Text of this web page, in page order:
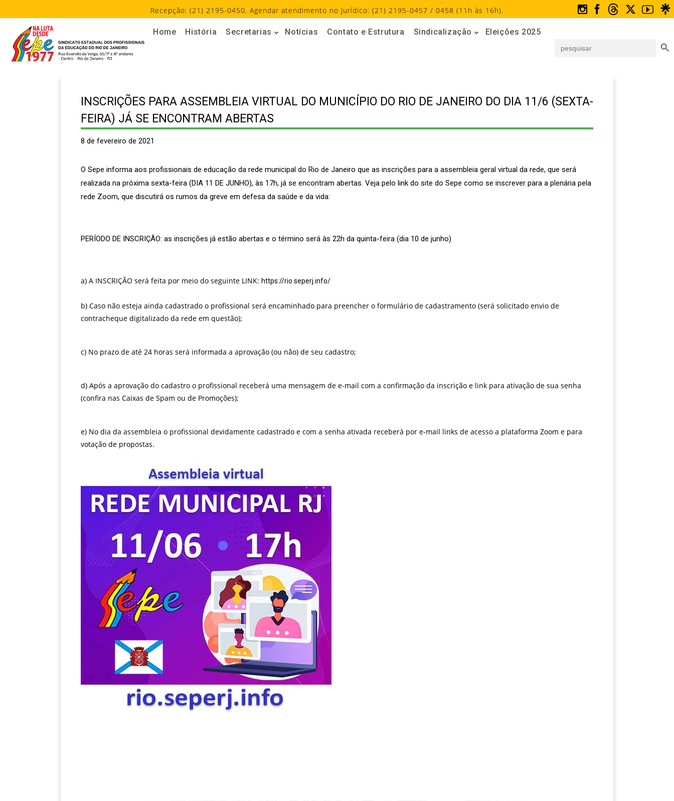
Recepção: (21) 2195-0450. Agendar atendimento no Jurídico: (21) 2195-0457 / 0458 (11h às 16h).
Home História Secretarias Notícias Contato e Estrutura Sindicalização
Eleições 2025
for:
INSCRIÇÕES PARA ASSEMBLEIA VIRTUAL DO MUNICÍPIO DO RIO DE JANEIRO DO DIA 11/6 (SEXTA-
FEIRA) JÁ SE ENCONTRAM ABERTAS
8 de fevereiro de 2021
O Sepe informa aos profissionais de educação da rede municipal do Rio de Janeiro que as inscrições para a assembleia geral virtual da rede, que será
realizada na próxima sexta-feira (DIA 11 DE JUNHO), às 17h, já se encontram abertas. Veja pelo link do site do Sepe como se inscrever para a plenária pela
rede Zoom, que discutirá os rumos da greve em defesa da saúde e da vida:
PERÍODO DE INSCRIÇÃO: as inscrições já estão abertas e o término será às 22h da quinta-feira (dia 10 de junho)
a) A INSCRIÇÃO será feita por meio do seguinte LINK: https://rio.seperj.info/
b) Caso não esteja ainda cadastrado o profissional será encaminhado para preencher o formulário de cadastramento (será solicitado envio de
contracheque digitalizado da rede em questão);
c) No prazo de até 24 horas será informada a aprovação (ou não) de seu cadastro;
d) Após a aprovação do cadastro o profissional receberá uma mensagem de e-mail com a confirmação da inscrição e link para ativação de sua senha
(confira nas Caixas de Spam ou de Promoções);
e) No dia da assembleia o profissional devidamente cadastrado e com a senha ativada receberá por e-mail links de acesso a plataforma Zoom e para
votação de propostas.